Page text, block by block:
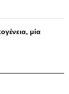
μία